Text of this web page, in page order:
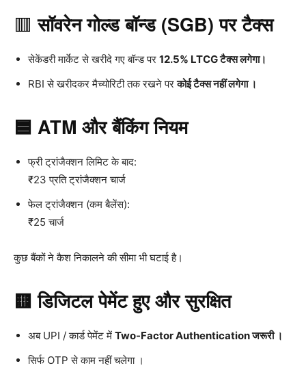
🟥 सॉवरेन गोल्ड बॉन्ड (SGB) पर टैक्स
सेकेंडरी मार्केट से खरीदे गए बॉन्ड पर 12.5% LTCG टैक्स लगेगा।
RBI से खरीदकर मैच्योरिटी तक रखने परकोई टैक्स नहीं लगेगा ।
🟦 ATM और बैंकिंग नियम
फ्री ट्रांजैक्शन लिमिट के बाद:
₹23 प्रति ट्रांजैक्शन चार्ज
फेल ट्रांजैक्शन (कम बैलेंस):
₹25 चार्ज
कुछ बैंकों ने कैश निकालने की सीमा भी घटाई है।
🟨 डिजिटल पेमेंट हुए और सुरक्षित
अब UPI / कार्ड पेमेंट में Two-Factor Authentication जरूरी ।
सिर्फ OTP से काम नहीं चलेगा ।